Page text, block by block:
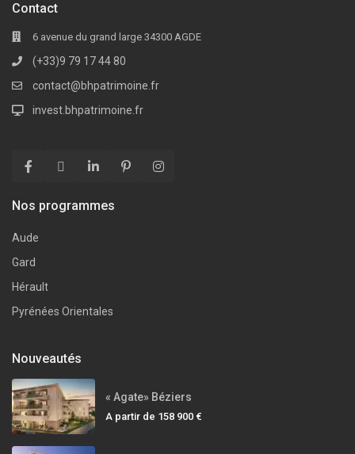
Contact
6 avenue du grand large 34300 AGDE
(+33)9 79 17 44 80
contact@bhpatrimoine.fr
invest.bhpatrimoine.fr
Nos programmes
Aude
Gard
Hérault
Pyrénées Orientales
Nouveautés
« Agate» Béziers
A partir de 158 900 €